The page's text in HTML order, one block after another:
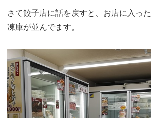
さて餃子店に話を戻すと、お店に入っ
凍庫が並んでます。